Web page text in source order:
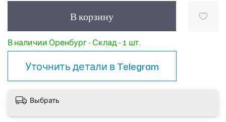
В корзину
В наличии Оренбург - Склад - 1 шт.
Уточнить детали вTelegram
Выбрать